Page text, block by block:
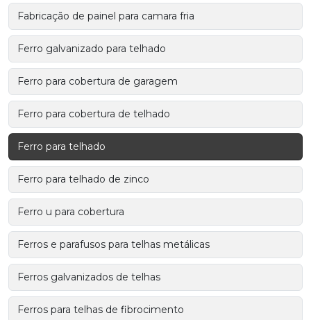
Fabricação de painel para camara fria
Ferro galvanizado para telhado
Ferro para cobertura de garagem
Ferro para cobertura de telhado
Ferro para telhado
Ferro para telhado de zinco
Ferro u para cobertura
Ferros e parafusos para telhas metálicas
Ferros galvanizados de telhas
Ferros para telhas de fibrocimento